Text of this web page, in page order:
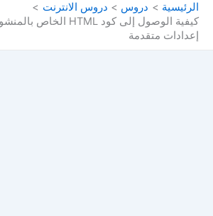
الرئيسية دروس
دروس الانترنت
إعدادات متقدمة